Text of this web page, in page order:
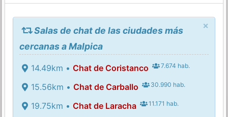
×
Salas de chat de las ciudades más
cercanas a Malpica
14.49km • Chat de Coristanco 7.674 hab.
15.56km • Chat de Carballo 30.990 hab.
19.75km • Chat de Laracha 11.171 hab.